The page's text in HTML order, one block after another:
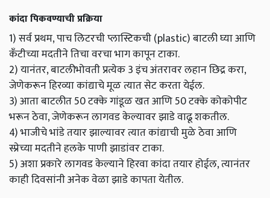
कांदा पिकवण्याची प्रक्रिया
1) सर्व प्रथम, पाच लिटरची प्लास्टिकची (plastic) बाटली घ्या आणि
कँटीच्या मदतीने तिचा वरचा भाग कापून टाका.
2) यानंतर, बाटलीभोवती प्रत्येक 3 इंच अंतरावर लहान छिद्र करा,
जेणेकरून हिरव्या कांद्याचे मूळ त्यात सेट करता येईल.
3) आता बाटलीत 50 टक्के गांडूळ खत आणि 50 टक्के कोकोपीट
भरून ठेवा, जेणेकरून लागवड केल्यावर झाडे वाढू शकतील.
4) भाजीचे भांडे तयार झाल्यावर त्यात कांद्याची मुळे ठेवा आणि
स्प्रेच्या मदतीने हलके पाणी झाडांवर टाका.
5) अशा प्रकारे लागवड केल्याने हिरवा कांदा तयार होईल, त्यानंतर
काही दिवसांनी अनेक वेळा झाडे कापता येतील.